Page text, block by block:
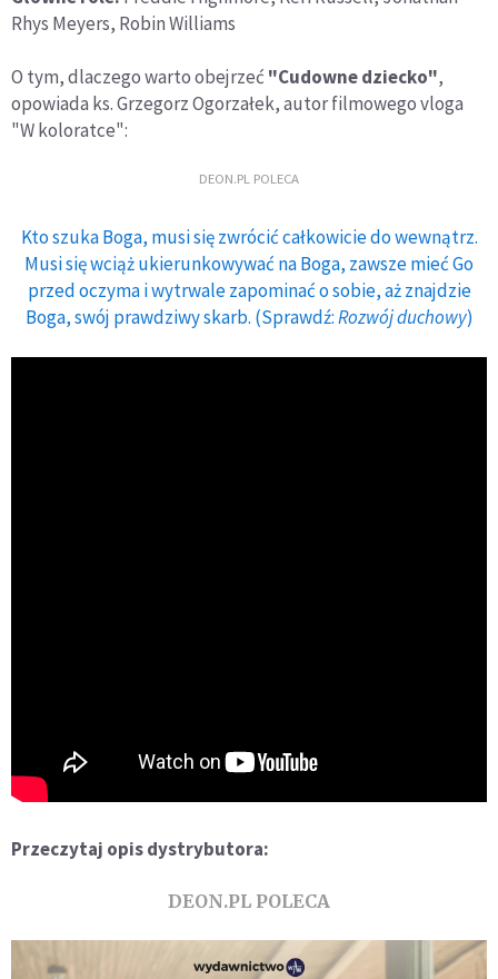
Rhys Meyers, Robin Williams
O tym, dlaczego warto obejrzeć "Cudowne dziecko",
opowiada ks. Grzegorz Ogorzałek, autor filmowego vloga
"W koloratce":
DEON.PL POLECA
Kto szuka Boga, musi się zwrócić całkowicie do wewnątrz.
Musi się wciąż ukierunkowywać na Boga, zawsze mieć Go
przed oczyma i wytrwale zapominać o sobie, aż znajdzie
Boga, swój prawdziwy skarb. (Sprawdź:Rozwój duchowy)
Przeczytaj opis dystrybutora:
DEON.PL POLECA